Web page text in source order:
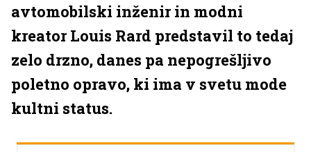
avtomobilski inženir in modni
kreator Louis Rard predstavil to tedaj
zelo drzno, danes pa nepogrešljivo
poletno opravo, ki ima v svetu mode
kultni status.